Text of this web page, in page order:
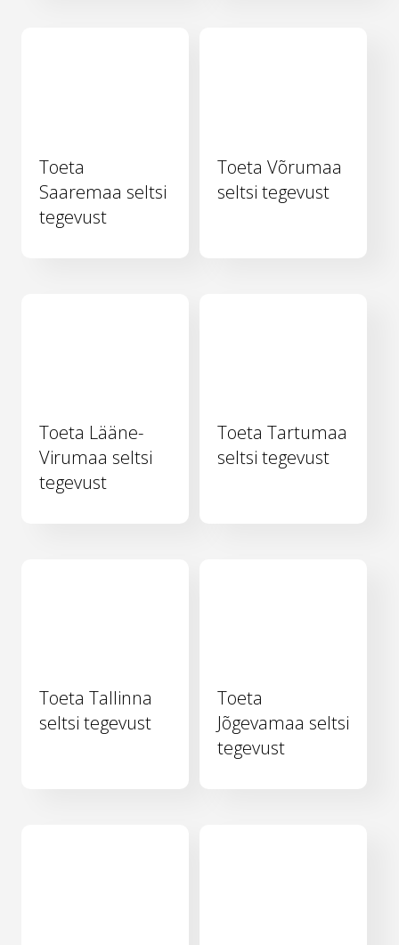
Toeta
Saaremaa seltsi
tegevust
Toeta Võrumaa
seltsi tegevust
Toeta Lääne-
Virumaa seltsi
tegevust
Toeta Tartumaa
seltsi tegevust
Toeta Tallinna
seltsi tegevust
Toeta
Jõgevamaa seltsi
tegevust